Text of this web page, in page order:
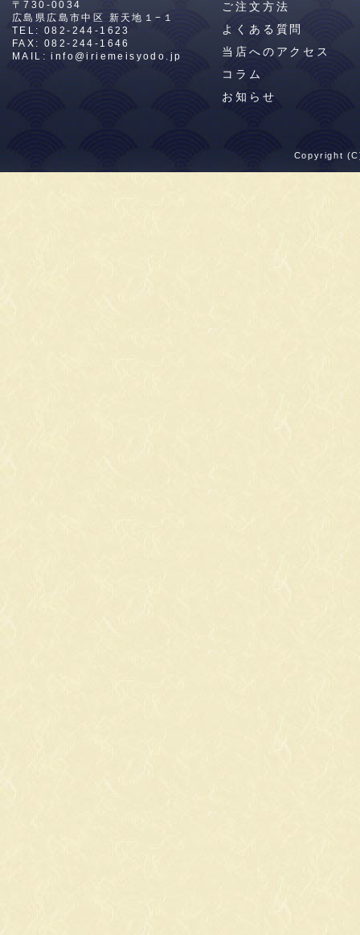
〒730-0034
広島県広島市中区 新天地１−１
TEL: 082-244-1623
FAX: 082-244-1646
MAIL:info@iriemeisyodo.jp
ご注文方法
よくある質問
当店へのアクセス
コラム
お知らせ
Copyright